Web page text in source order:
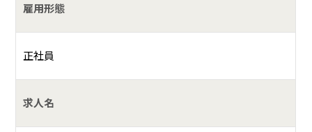
土木、建築業として主に公共工事の仕事をメインに行う、総
合建設業です。
り『優良工事企業』として表彰されるなど、信頼と実績を重ね
ております。
雇用形態
正社員
求人名